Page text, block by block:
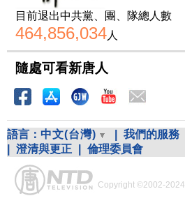
目前退出中共黨、團、隊總人數
464,856,034人
隨處可看新唐人
語言： 中文(台灣) 我們的服務
澄清與更正 倫理委員會
Copyright ©2002-2024